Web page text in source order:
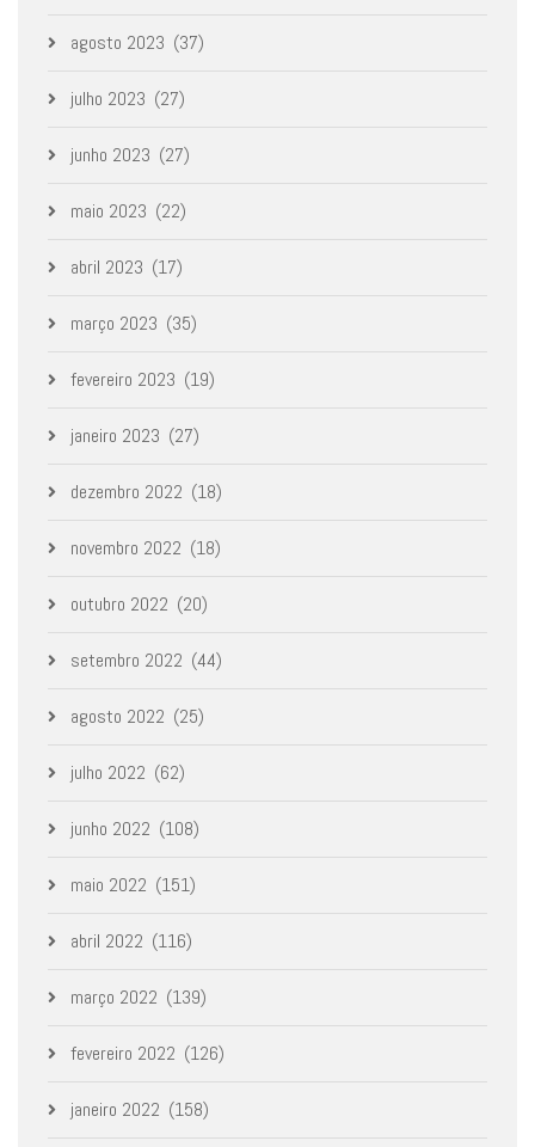
agosto 2023 (37)
julho 2023 (27)
junho 2023 (27)
maio 2023 (22)
abril 2023 (17)
março 2023 (35)
fevereiro 2023 (19)
janeiro 2023 (27)
dezembro 2022 (18)
novembro 2022 (18)
outubro 2022 (20)
setembro 2022 (44)
agosto 2022 (25)
julho 2022 (62)
junho 2022 (108)
maio 2022 (151)
abril 2022 (116)
março 2022 (139)
fevereiro 2022 (126)
janeiro 2022 (158)